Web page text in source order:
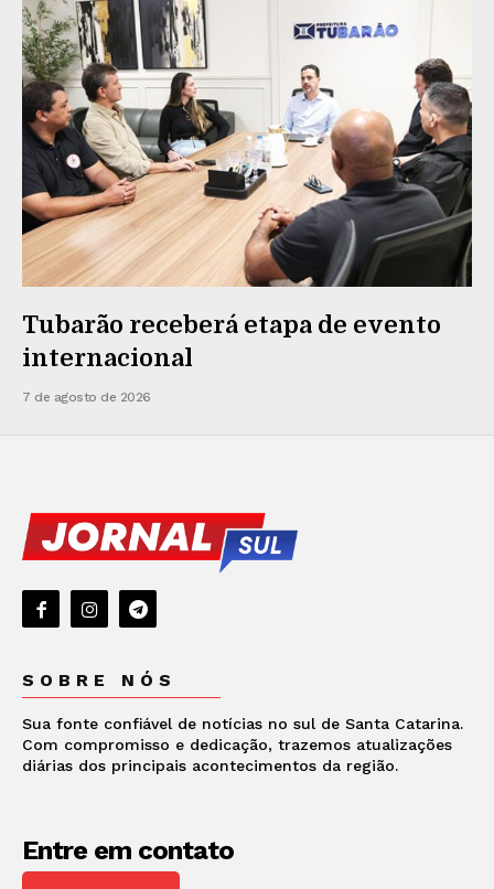
Tubarão receberá etapa de evento
internacional
7 de agosto de 2026
SOBRE NÓS
Sua fonte confiável de notícias no sul de Santa Catarina.
Com compromisso e dedicação, trazemos atualizações
diárias dos principais acontecimentos da região.
Entre em contato